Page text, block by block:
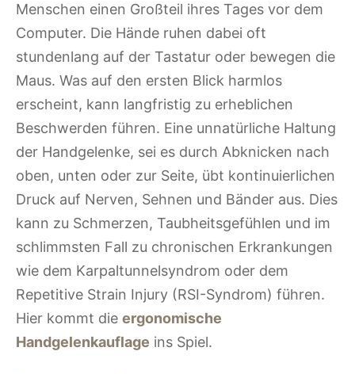
Menschen einen Großteil ihres Tages vor dem
Computer. Die Hände ruhen dabei oft
stundenlang auf der Tastatur oder bewegen die
Maus. Was auf den ersten Blick harmlos
erscheint, kann langfristig zu erheblichen
Beschwerden führen. Eine unnatürliche Haltung
der Handgelenke, sei es durch Abknicken nach
oben, unten oder zur Seite, übt kontinuierlichen
Druck auf Nerven, Sehnen und Bänder aus. Dies
kann zu Schmerzen, Taubheitsgefühlen und im
schlimmsten Fall zu chronischen Erkrankungen
wie dem Karpaltunnelsyndrom oder dem
Repetitive Strain Injury (RSI-Syndrom) führen.
Hier kommt die ergonomische
Handgelenkauflage ins Spiel.